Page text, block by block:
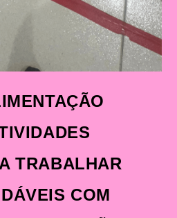
TRABALHAR
COM